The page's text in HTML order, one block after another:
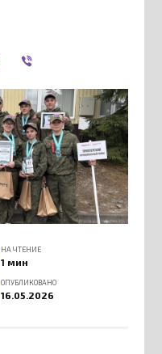
НА ЧТЕНИЕ
1 мин
ОПУБЛИКОВАНО
16.05.2026